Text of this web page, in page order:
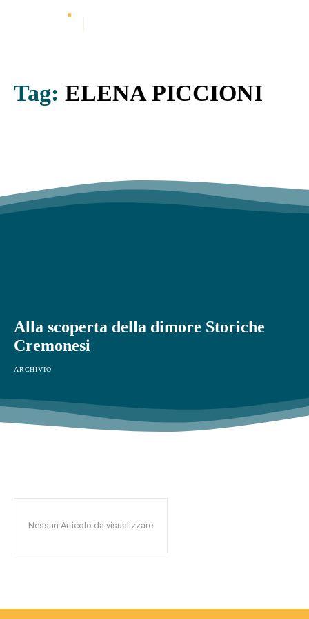
Tag: ELENA PICCIONI
Alla scoperta della dimore Storiche
Cremonesi
ARCHIVIO
Nessun Articolo da visualizzare